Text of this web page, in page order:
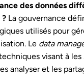
des données
La gouvernance
utilisés pour
Le data
visant à
analyser et les